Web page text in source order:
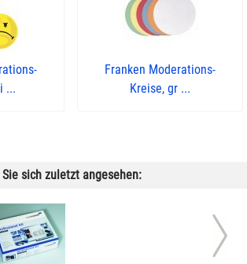
...
Franken Moderations-
Kreise, gr ...
sich zuletzt angesehen: